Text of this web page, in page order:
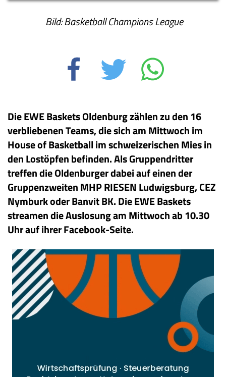
Bild: Basketball Champions League
Die EWE Baskets Oldenburg zählen zu den 16
verbliebenen Teams, die sich am Mittwoch im
House of Basketball im schweizerischen Mies in
den Lostöpfen befinden. Als Gruppendritter
treffen die Oldenburger dabei auf einen der
Gruppenzweiten MHP RIESEN Ludwigsburg, CEZ
Nymburk oder Banvit BK. Die EWE Baskets
streamen die Auslosung am Mittwoch ab 10.30
Uhr auf ihrer Facebook-Seite.